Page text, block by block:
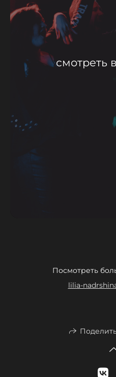
смотреть
Посмотреть
lilia-